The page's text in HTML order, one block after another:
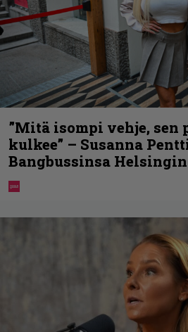
”Mitä isompi vehje, sen
kulkee” – Susanna
Bangbussinsa